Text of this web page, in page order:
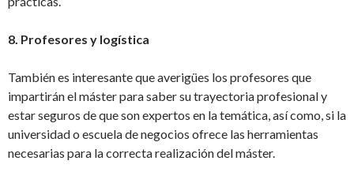
8. Profesores y logística
También es interesante que averigües los profesores que
impartirán el máster para saber su trayectoria profesional y
estar seguros de que son expertos en la temática, así como, si la
universidad o escuela de negocios ofrece las herramientas
necesarias para la correcta realización del máster.